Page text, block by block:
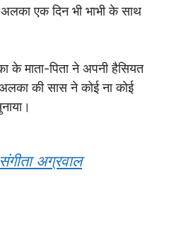
एक दिन भी भाभी के साथ
के माता-पिता ने अपनी हैसियत
की सास ने कोई ना कोई
अग्रवाल